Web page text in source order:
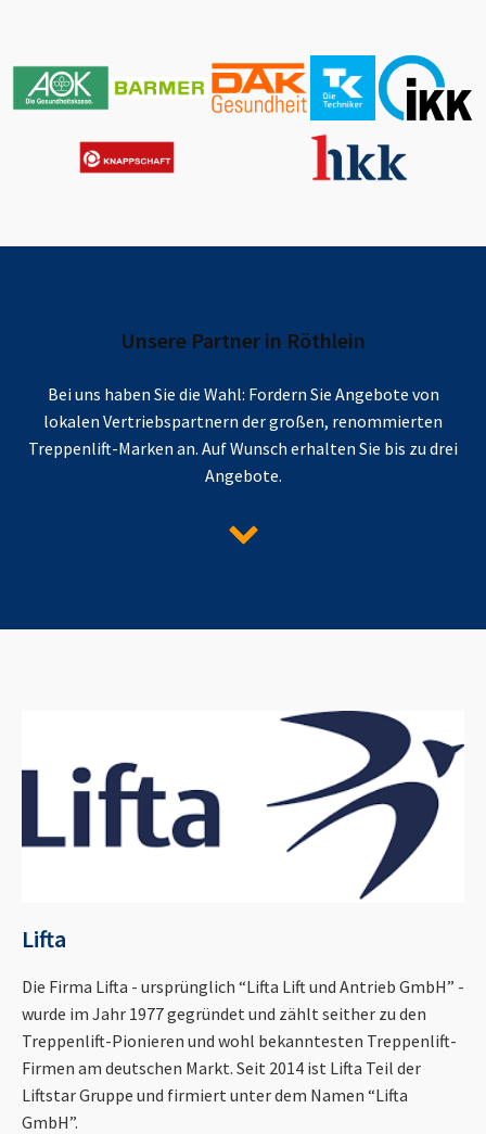
Unsere Partner in Röthlein
Bei uns haben Sie die Wahl: Fordern Sie Angebote von
lokalen Vertriebspartnern der großen, renommierten
Treppenlift-Marken an. Auf Wunsch erhalten Sie bis zu drei
Angebote.
Lifta
Die Firma Lifta - ursprünglich “Lifta Lift und Antrieb GmbH” -
wurde im Jahr 1977 gegründet und zählt seither zu den
Treppenlift-Pionieren und wohl bekanntesten Treppenlift-
Firmen am deutschen Markt. Seit 2014 ist Lifta Teil der
Liftstar Gruppe und firmiert unter dem Namen “Lifta
GmbH”.